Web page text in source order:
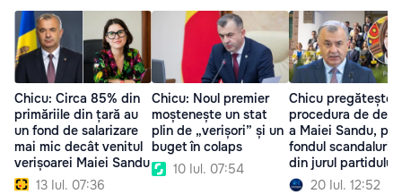
Chicu: Circa 85% din
primăriile din țară au
un fond de salarizare
mai mic decât venitul
verișoarei Maiei Sandu
13 Iul. 07:36
Chicu: Noul premier
moștenește un stat
plin de „verișori” și un
buget în colaps
10 Iul. 07:54
Chicu pregătește
procedura de
a Maiei Sandu, pe
fondul
din jurul partidului
20 Iul. 12:52